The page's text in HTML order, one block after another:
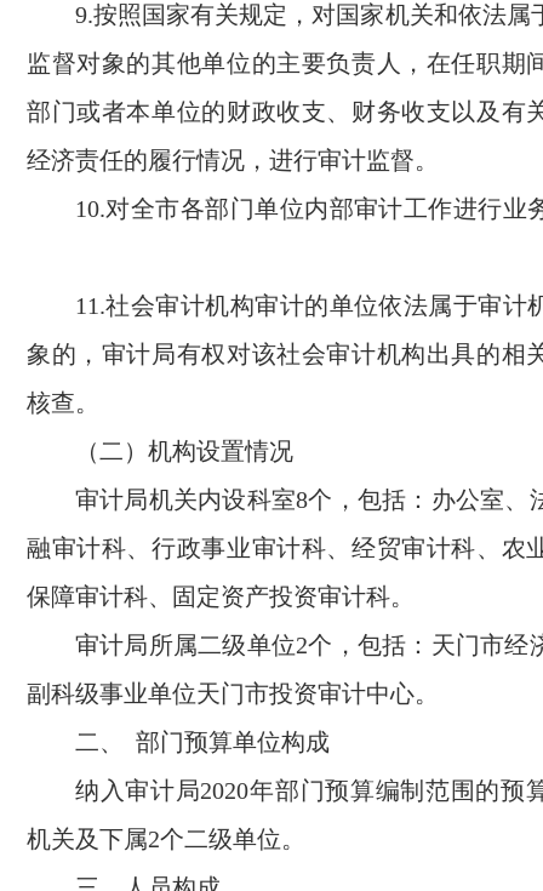
9.按照国家有关规定，对国家机关和依法属
监督对象的其他单位的主要负责人，在任职期
部门或者本单位的财政收支、财务收支以及有
经济责任的履行情况，进行审计监督。
10.对全市各部门单位内部审计工作进行业
11.社会审计机构审计的单位依法属于审计
象的，审计局有权对该社会审计机构出具的相
核查。
（二）机构设置情况
审计局机关内设科室8个，包括：办公室、
融审计科、行政事业审计科、经贸审计科、农
保障审计科、固定资产投资审计科。
审计局所属二级单位2个，包括：天门市经
副科级事业单位天门市投资审计中心。
二、 部门预算单位构成
纳入审计局2020年部门预算编制范围的预
机关及下属2个二级单位。